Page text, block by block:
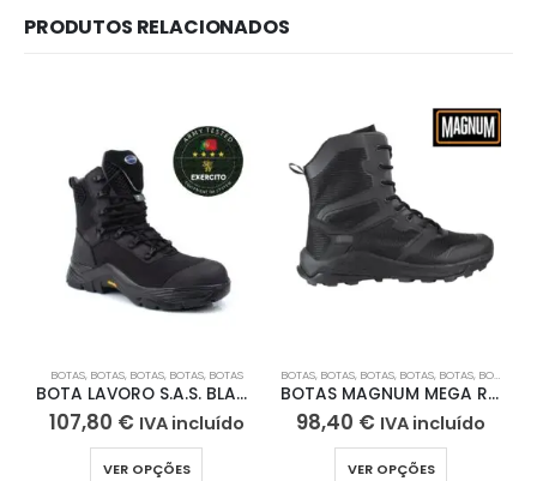
PRODUTOS RELACIONADOS
BOTAS, BOTAS, BOTAS, BOTAS, BOTAS
BOTA LAVORO S.A.S. BLACK BOOT
107,80 € IVA incluído
VER OPÇÕES
BOTAS, BOTAS, BOTAS, BOTAS, BOTAS, BOTAS
BOTAS MAGNUM MEGA RANGER HI
98,40 € IVA incluído
VER OPÇÕES